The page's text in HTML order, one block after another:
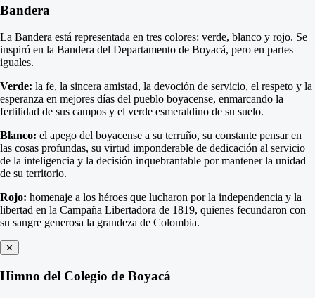
Bandera
La Bandera está representada en tres colores: verde, blanco y rojo. Se
inspiró en la Bandera del Departamento de Boyacá, pero en partes
iguales.
Verde: la fe, la sincera amistad, la devoción de servicio, el respeto y la
esperanza en mejores días del pueblo boyacense, enmarcando la
fertilidad de sus campos y el verde esmeraldino de su suelo.
Blanco: el apego del boyacense a su terruño, su constante pensar en
las cosas profundas, su virtud imponderable de dedicación al servicio
de la inteligencia y la decisión inquebrantable por mantener la unidad
de su territorio.
Rojo: homenaje a los héroes que lucharon por la independencia y la
libertad en la Campaña Libertadora de 1819, quienes fecundaron con
su sangre generosa la grandeza de Colombia.
✕
Himno del Colegio de Boyacá